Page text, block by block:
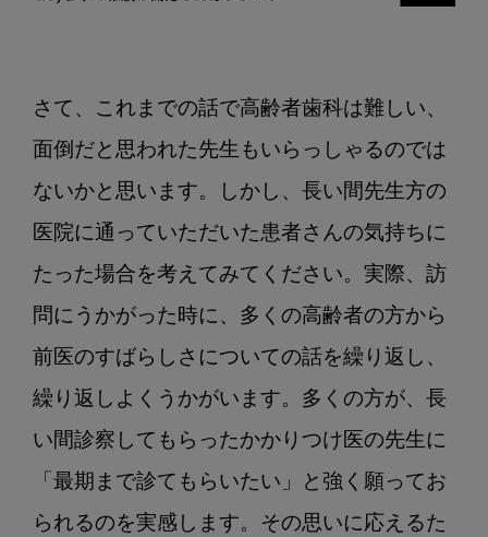
さて、これまでの話で高齢者歯科は難しい、
面倒だと思われた先生もいらっしゃるのでは
ないかと思います。しかし、長い間先生方の
医院に通っていただいた患者さんの気持ちに
たった場合を考えてみてください。実際、訪
問にうかがった時に、多くの高齢者の方から
前医のすばらしさについての話を繰り返し、
繰り返しよくうかがいます。多くの方が、長
い間診察してもらったかかりつけ医の先生に
「最期まで診てもらいたい」と強く願ってお
られるのを実感します。その思いに応えるた